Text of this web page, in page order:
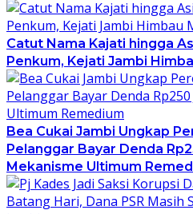
Catut Nama Kajati hingga
Penkum, Kejati Jambi
Bea Cukai Jambi Ungkap
Pelanggar Bayar Denda
Mekanisme Ultimum